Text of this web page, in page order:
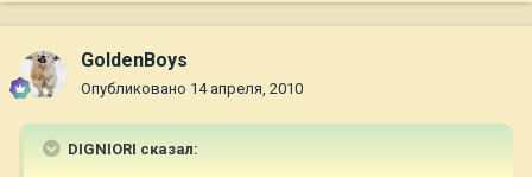
GoldenBoys
Опубликовано 14 апреля, 2010
DIGNIORI сказал: